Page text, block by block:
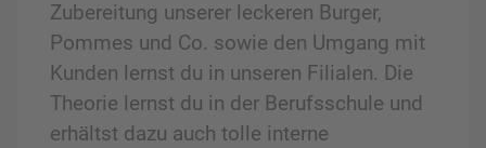
Zubereitung unserer leckeren Burger,
Pommes und Co. sowie den Umgang mit
Kunden lernst du in unseren Filialen. Die
Theorie lernst du in der Berufsschule und
erhältst dazu auch tolle interne